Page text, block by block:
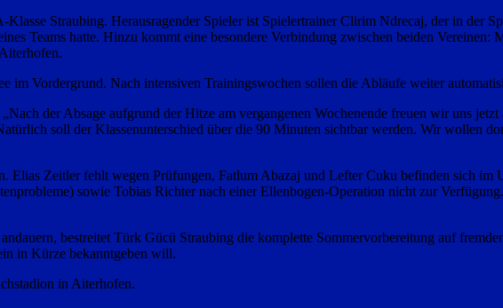
Klasse Straubing. Herausragender Spieler ist Spielertrainer Clirim Ndrecaj, der in der
Teams hatte. Hinzu kommt eine besondere Verbindung zwischen beiden Vereinen:
im Vordergrund. Nach intensiven Trainingswochen sollen die Abläufe weiter
der Absage aufgrund der Hitze am vergangenen Wochenende freuen wir uns
soll der Klassenunterschied über die 90 Minuten sichtbar werden. Wir wollen
Elias Zeitler fehlt wegen Prüfungen, Fatlum Abazaj und Lefter Cuku befinden sich im
sowie Tobias Richter nach einer Ellenbogen-Operation nicht zur
bestreitet Türk Gücü Straubing die komplette Sommervorbereitung auf
in Kürze bekanntgeben will.
in Aiterhofen.